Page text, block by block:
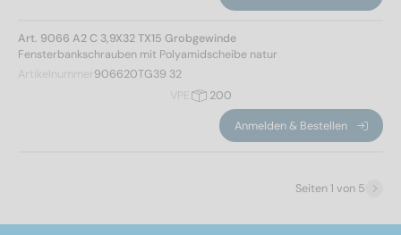
Art. 9066 A2 C 3,9X32 TX15 Grobgewinde
Fensterbankschrauben mit Polyamidscheibe natur
Artikelnummer 906620TG39 32
VPE
200
Anmelden & Bestellen
Seiten 1 von 5